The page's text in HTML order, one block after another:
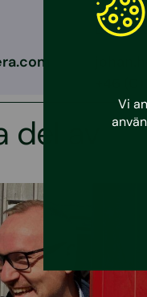
Vi
Johan
av